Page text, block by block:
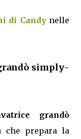
di Candynelle
simply-
grandò
che prepara la